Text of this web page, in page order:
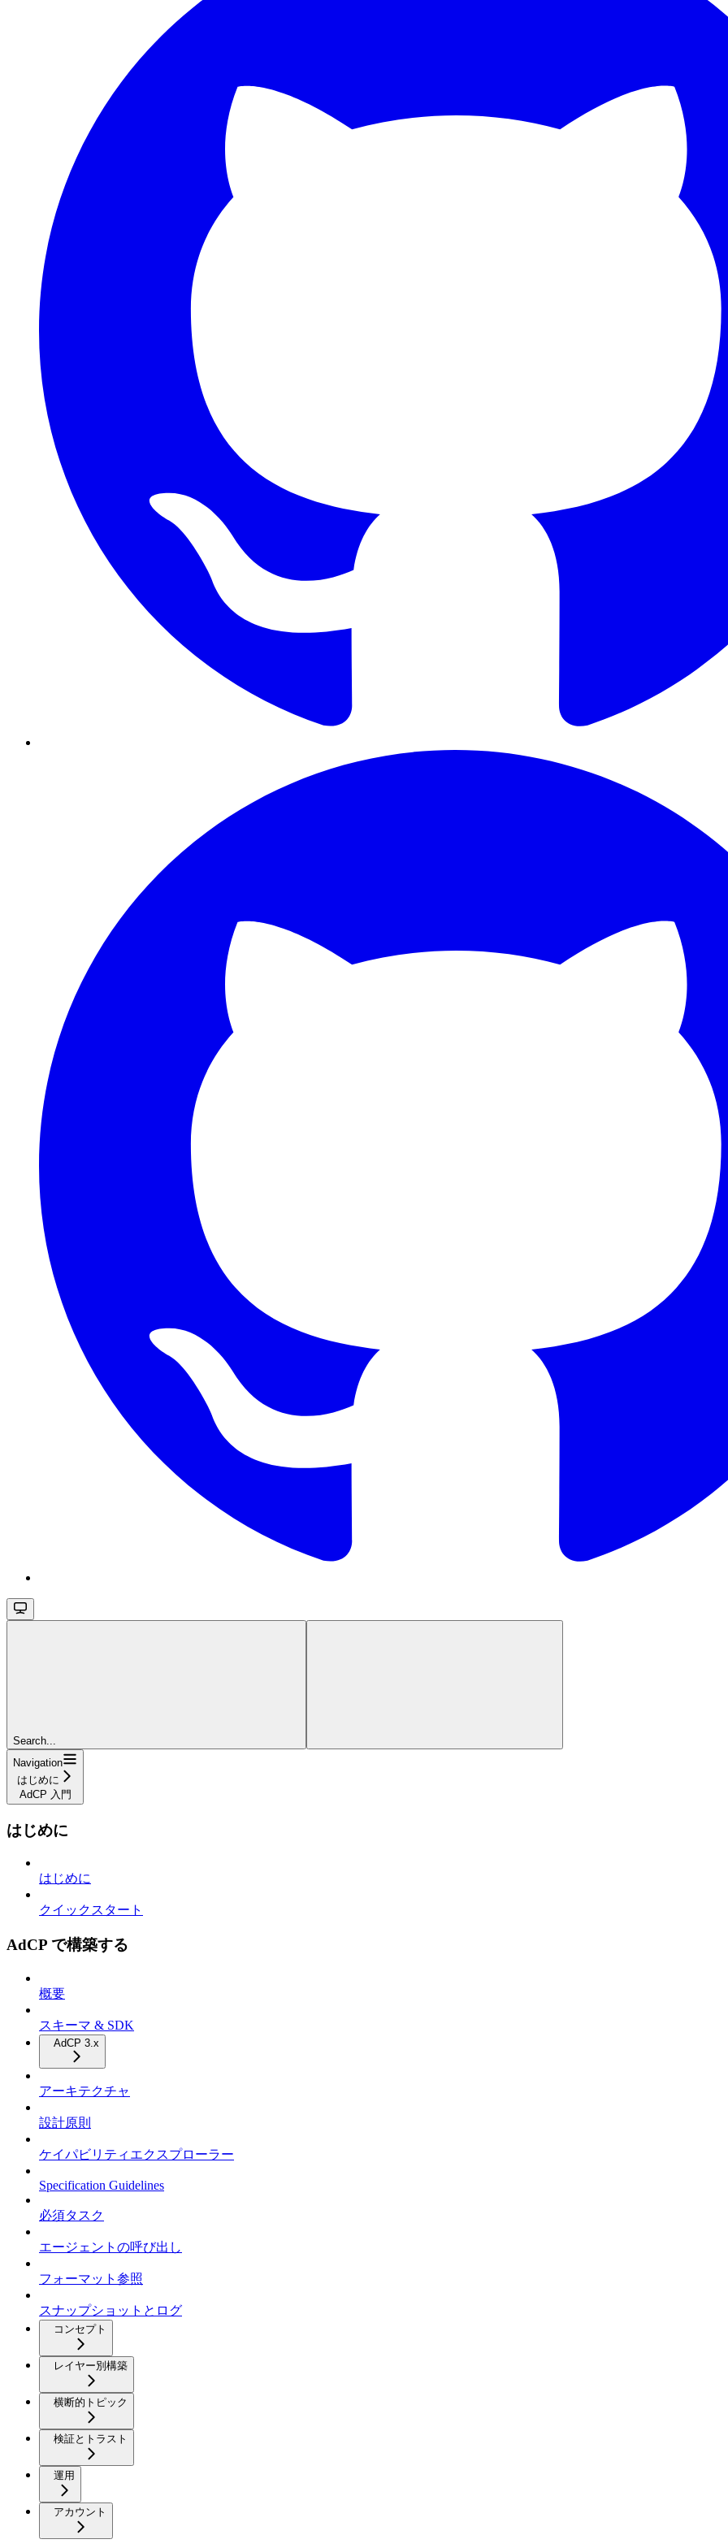
Search...
Navigation
はじめに
AdCP 入門
はじめに
はじめに
クイックスタート
AdCP で構築する
概要
スキーマ & SDK
AdCP 3.x
アーキテクチャ
設計原則
ケイパビリティエクスプローラー
Specification Guidelines
必須タスク
エージェントの呼び出し
フォーマット参照
スナップショットとログ
コンセプト
レイヤー別構築
横断的トピック
検証とトラスト
運用
アカウント